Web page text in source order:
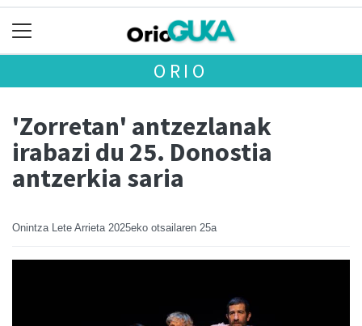
ORIO
'Zorretan' antzezlanak
irabazi du 25. Donostia
antzerkia saria
Onintza Lete Arrieta 2025eko otsailaren 25a